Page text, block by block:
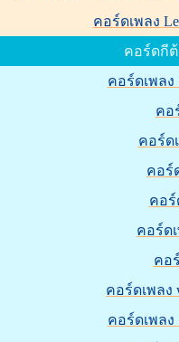
คอร์ดเพลง
คอร์ดกีต้
คอร์ดเพลง
คอ
คอร์ด
คอร์
คอร์
คอร์ดเ
คอ
คอร์ดเพลง
คอร์ดเพลง